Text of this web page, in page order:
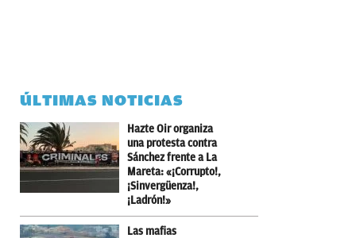
ÚLTIMAS NOTICIAS
Hazte Oir organiza
una protesta contra
Sánchez frente a La
Mareta: «¡Corrupto!,
¡Sinvergüenza!,
¡Ladrón!»
Las mafias